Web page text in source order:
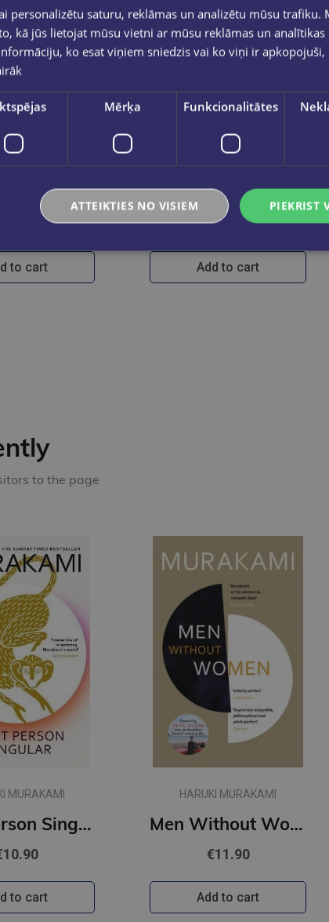
The Function of Reality in Society
to cart
Last one
MARTINS HEIDEGERS
Esamība un laiks
€28.00
Add to cart
to the page
MURAKAMI
First Person Singular : mind-bending new collection of short stories
to cart
HARUKI MURAKAMI
Men Without Women
€11.90
Add to cart
personalizētu saturu, reklāmas un analizētu mūsu trafiku.
kā jūs lietojat mūsu vietni ar mūsu reklāmas un analītikas
ko esat viņiem sniedzis vai ko viņi ir
Mērķa Funkcionalitātes
PIEKRIST
ATTEIKTIES NO VISIEM